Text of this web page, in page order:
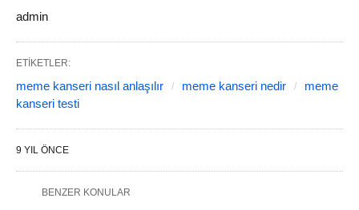
admin
ETIKETLER:
meme kanseri nasıl anlaşılır meme kanseri nedir
meme
kanseri testi
9 YIL ÖNCE
BENZER KONULAR